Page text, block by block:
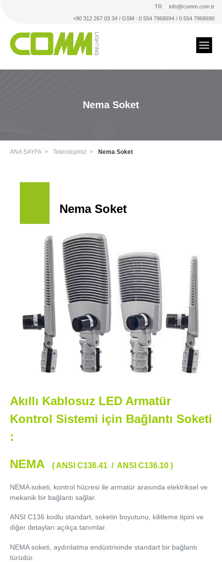
TR
info@comm.com.tr
+90 312 267 03 34 / GSM : 0 554 7968694 / 0 554 7968690
Nema Soket
ANA SAYFA Teknolojimiz Nema Soket
Nema Soket
Akıllı Kablosuz LED Armatür
Kontrol Sistemi için Bağlantı Soketi
:
NEMA (ANSI C136.41 / ANSI C136.10 )
NEMA soketi, kontrol hücresi ile armatür arasında elektriksel ve
mekanik bir bağlantı sağlar.
ANSI C136 kodlu standart, soketin boyutunu, kilitleme tipini ve
diğer detayları açıkça tanımlar.
NEMA soketi, aydınlatma endüstrisinde standart bir bağlantı
türüdür.